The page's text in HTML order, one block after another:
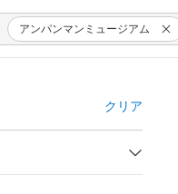
アンパンマンミュージアム
クリア